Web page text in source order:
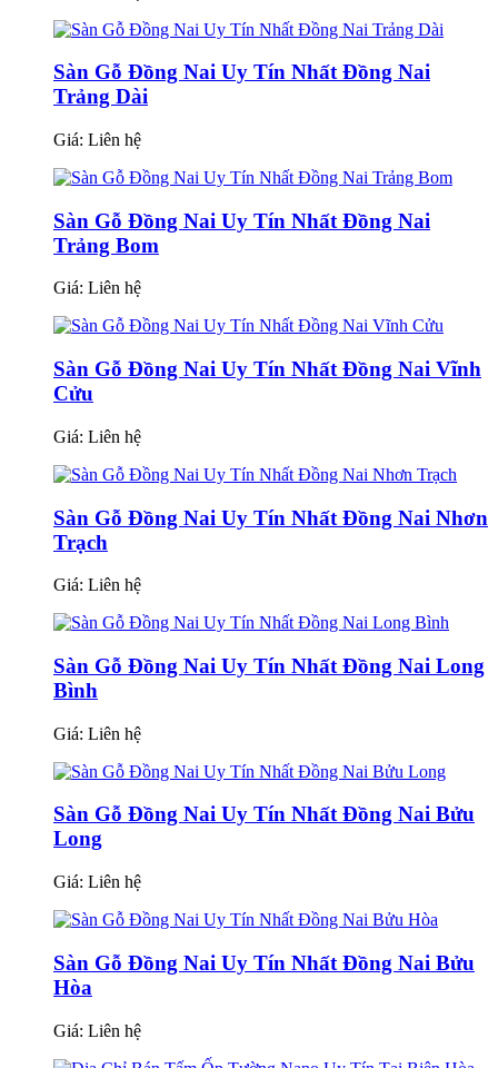
Sàn Gỗ Đồng Nai Uy Tín Nhất Đồng Nai
Trảng Dài
Giá: Liên hệ
Sàn Gỗ Đồng Nai Uy Tín Nhất Đồng Nai
Trảng Bom
Giá: Liên hệ
Sàn Gỗ Đồng Nai Uy Tín Nhất Đồng Nai Vĩnh
Cửu
Giá: Liên hệ
Sàn Gỗ Đồng Nai Uy Tín Nhất Đồng Nai Nhơn
Trạch
Giá: Liên hệ
Sàn Gỗ Đồng Nai Uy Tín Nhất Đồng Nai Long
Bình
Giá: Liên hệ
Sàn Gỗ Đồng Nai Uy Tín Nhất Đồng Nai Bửu
Long
Giá: Liên hệ
Sàn Gỗ Đồng Nai Uy Tín Nhất Đồng Nai Bửu
Hòa
Giá: Liên hệ